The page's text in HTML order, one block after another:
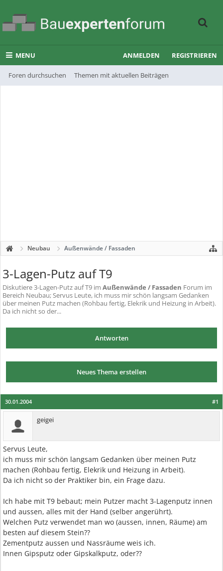
MENU
Foren durchsuchen Themen mit aktuellen Beiträgen
ANMELDEN REGISTRIEREN
Neubau Außenwände / Fassaden
3-Lagen-Putz auf T9
Diskutiere3-Lagen-Putz auf T9 im Außenwände / Fassaden Forum im
Bereich Neubau; Servus Leute, ich muss mir schön langsam Gedanken
über meinen Putz machen (Rohbau fertig, Elekrik und Heizung in Arbeit).
Da ich nicht so der...
Antworten
Neues Thema erstellen
#1
30.01.2004
geigei
Servus Leute,
ich muss mir schön langsam Gedanken über meinen Putz
machen (Rohbau fertig, Elekrik und Heizung in Arbeit).
Da ich nicht so der Praktiker bin, ein Frage dazu.
Ich habe mit T9 bebaut; mein Putzer macht 3-Lagenputz innen
und aussen, alles mit der Hand (selber angerührt).
Welchen Putz verwendet man wo (aussen, innen, Räume) am
besten auf diesem Stein??
Zementputz aussen und Nassräume weis ich.
Innen Gipsputz oder Gipskalkputz, oder??